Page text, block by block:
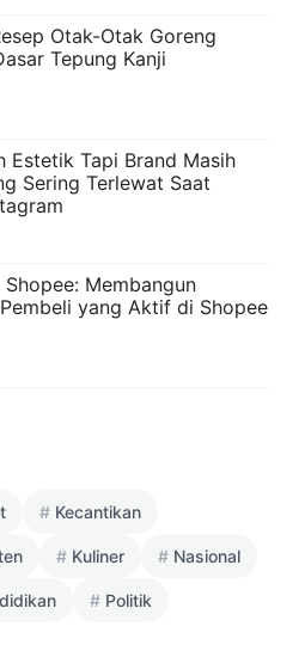
Otak-Otak Goreng
Tepung Kanji
Estetik Tapi Brand Masih
Sering Terlewat Saat
Shopee: Membangun
yang Aktif di Shopee
Kecantikan
Kuliner Nasional
Politik